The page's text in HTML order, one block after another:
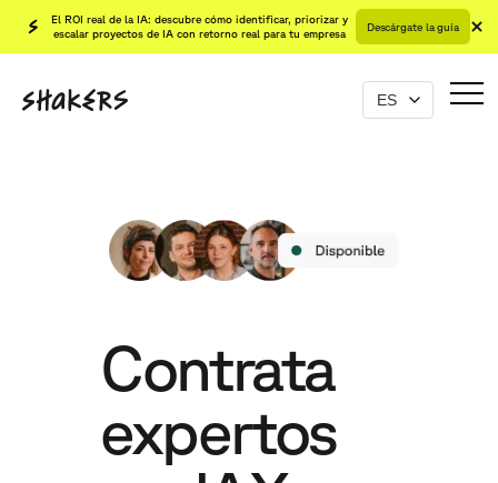
El ROI real de la IA: descubre cómo identificar, priorizar y
escalar proyectos de IA con retorno real para tu empresa
Descárgate la guía
Contrata
expertos